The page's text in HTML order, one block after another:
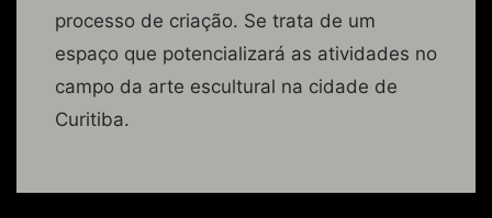
processo de criação. Se trata de um
espaço que potencializará as atividades no
campo da arte escultural na cidade de
Curitiba.